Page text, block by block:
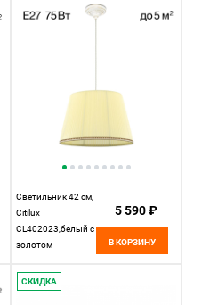
Светильник 42 см,
Citilux
CL402023,белый с
золотом
5 590 ₽
В КОРЗИНУ
СКИДКА